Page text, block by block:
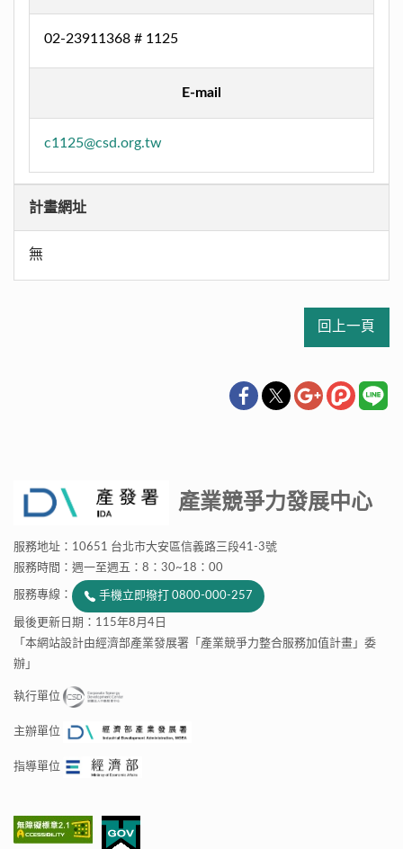
02-23911368 # 1125
E-mail
c1125@csd.org.tw
計畫網址
無
回上一頁
產業競爭力發展中心
服務地址：10651 台北市大安區信義路三段41-3號
服務時間：週一至週五：8：30~18：00
服務專線： 手機立即撥打 0800-000-257
最後更新日期：115年8月4日
「本網站設計由經濟部產業發展署「產業競爭力整合服務加值計畫」委
辦」
執行單位
主辦單位
指導單位